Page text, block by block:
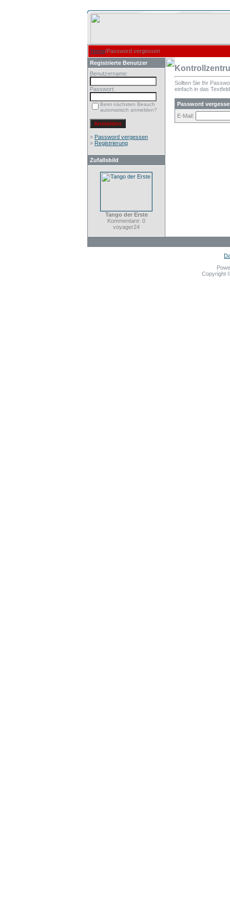
Home/Password vergessen
Registrierte Benutzer
Benutzername:
Passwort:
Beim nächsten Besuch
automatisch anmelden?
» Password vergessen
» Registrierung
Zufallsbild
Tango der Erste
Kommentare: 0
voyager24
Sollten Sie Ihr
einfach in das
Password
E-Mail:
Copyright